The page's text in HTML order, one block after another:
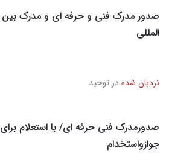
صدور مدرک فنی و حرفه ای و مدرک بین
المللی
نردبان شدهدر توحید
صدورمدرک فنی حرفه ای/ با استعلام برای
جوازواستخدام